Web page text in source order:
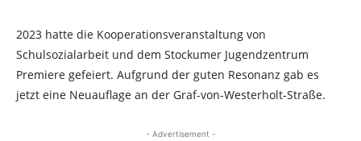
2023 hatte die Kooperationsveranstaltung von
Schulsozialarbeit und dem Stockumer Jugendzentrum
Premiere gefeiert. Aufgrund der guten Resonanz gab es
jetzt eine Neuauflage an der Graf-von-Westerholt-Straße.
- Advertisement -